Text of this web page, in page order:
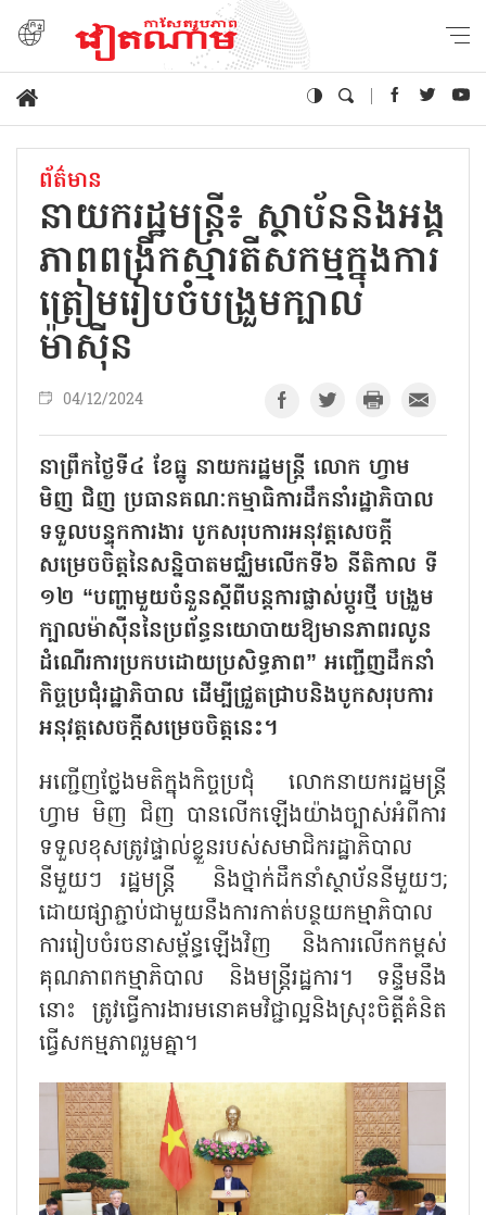
ព័ត៌មាន
នាយករដ្ឋមន្ត្រី៖ ស្ថាប័ននិងអង្គ
ភាពពង្រីកស្មារតីសកម្មក្នុងការ
ត្រៀមរៀបចំបង្រួមក្បាល
ម៉ាស៊ីន
04/12/2024
នាព្រឹកថ្ងៃទី៤ ខែធ្នូ នាយករដ្ឋមន្ត្រី លោក ហ្វាម
មិញ ជិញ ប្រធានគណៈកម្មាធិការដឹកនាំរដ្ឋាភិបាល
ទទួលបន្ទុកការងារ បូកសរុបការអនុវត្តសេចក្តី
សម្រេចចិត្តនៃសន្និបាតមជ្ឈិមលើកទី៦ នីតិកាល ទី
១២ “បញ្ហាមួយចំនួនស្តីពីបន្តការផ្លាស់ប្តូរថ្មី បង្រួម
ក្បាលម៉ាស៊ីននៃប្រព័ន្ធនយោបាយឱ្យមានភាពរលូន
ដំណើរការប្រកបដោយប្រសិទ្ធភាព” អញ្ជើញដឹកនាំ
កិច្ចប្រជុំរដ្ឋាភិបាល ដើម្បីជ្រួតជ្រាបនិងបូកសរុបការ
អនុវត្តសេចក្តីសម្រេចចិត្តនេះ។
អញ្ជើញថ្លែងមតិក្នុងកិច្ចប្រជុំ លោកនាយករដ្ឋមន្ត្រី
ហ្វាម មិញ ជិញ បានលើកឡើងយ៉ាងច្បាស់អំពីការ
ទទួលខុសត្រូវផ្ទាល់ខ្លួនរបស់សមាជិករដ្ឋាភិបាល
នីមួយៗ រដ្ឋមន្ត្រី និងថ្នាក់ដឹកនាំស្ថាប័ននីមួយៗ;
ដោយផ្សាភ្ជាប់ជាមួយនឹងការកាត់បន្ថយកម្មាភិបាល
ការរៀបចំរចនាសម្ព័ន្ធឡើងវិញ និងការលើកកម្ពស់
គុណភាពកម្មាភិបាល និងមន្ត្រីរដ្ឋការ។ ទន្ទឹមនឹង
នោះ ត្រូវធ្វើការងារមនោគមវិជ្ជាល្អនិងស្រុះចិត្តីគំនិត
ធ្វើសកម្មភាពរួមគ្នា។